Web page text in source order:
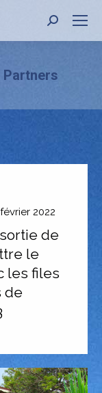
:
Partners
2022
de
le
les files
de